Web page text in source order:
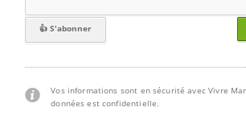
Vos informations sont en sécurité avec Vivre
données est confidentielle.